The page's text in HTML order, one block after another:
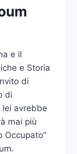
e il
e Storia
di
di
avrebbe
mai più
Occupato”